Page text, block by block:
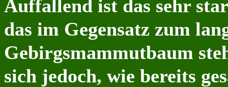
Auffallend ist das sehr
das im Gegensatz zum
Gebirgsmammutbaum
sich jedoch, wie bereits